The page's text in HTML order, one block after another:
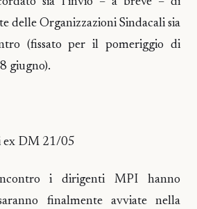
delle Organizzazioni Sindacali sia
(fissato per il pomeriggio di
giugno).
ex DM 21/05
i dirigenti MPI hanno
finalmente avviate nella